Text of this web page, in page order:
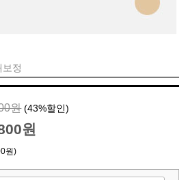
정
원 (43%할인)
원
원)